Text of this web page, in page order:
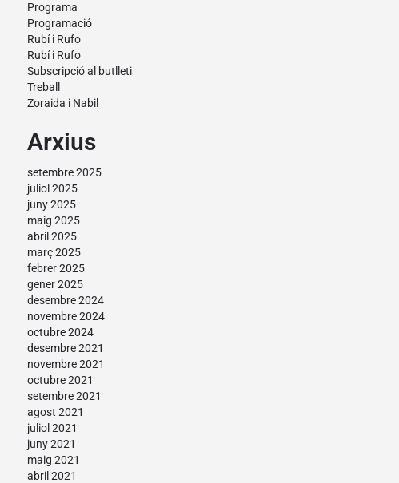
Programa
Programació
Rubí i Rufo
Rubí i Rufo
Subscripció al butlleti
Treball
Zoraida i Nabil
Arxius
setembre 2025
juliol 2025
juny 2025
maig 2025
abril 2025
març 2025
febrer 2025
gener 2025
desembre 2024
novembre 2024
octubre 2024
desembre 2021
novembre 2021
octubre 2021
setembre 2021
agost 2021
juliol 2021
juny 2021
maig 2021
abril 2021